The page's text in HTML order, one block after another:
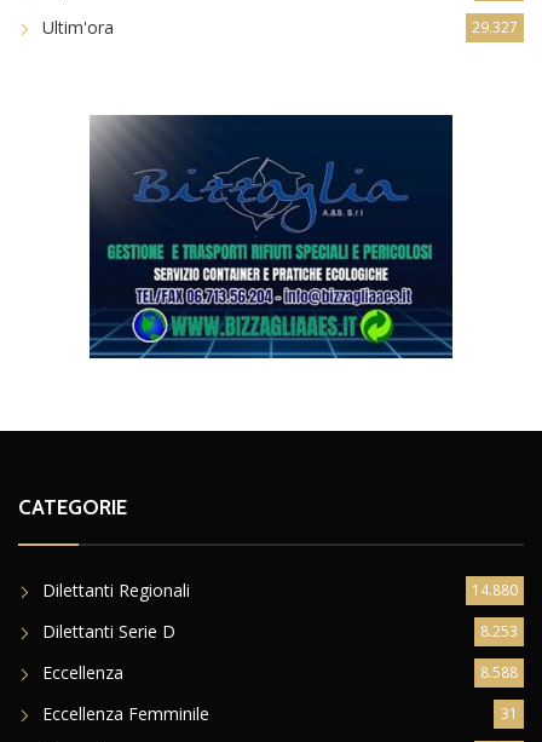
Ultim'ora 29.327
CATEGORIE
Dilettanti Regionali 14.880
Dilettanti Serie D 8.253
Eccellenza 8.588
Eccellenza Femminile 31